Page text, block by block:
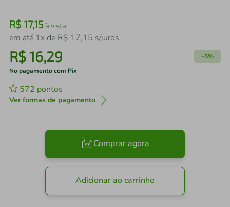
R$ 17,15à vista
em até 1x de R$ 17,15 s/juros
R$16,29 -5%
No pagamento com Pix
572 pontos
Ver formas de pagamento
Comprar agora
Adicionar ao carrinho